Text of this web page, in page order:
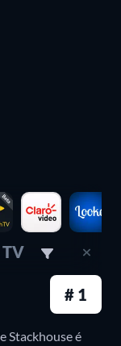
a esposa e o
de
de se tornar
O filme
na obra de
TV
# 1
Stackhouse é